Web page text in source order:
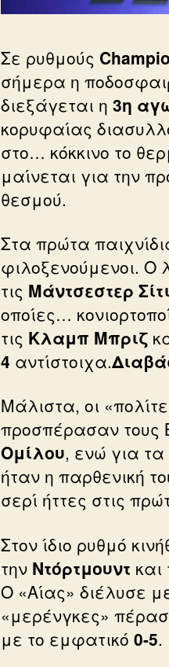
Σε ρυθμούς
σήμερα η
διεξάγεται η 3η
κορυφαίας
στο… κόκκινο το
μαίνεται για την
θεσμού.
Στα πρώτα
φιλοξενούμενοι. Ο
τις Μάντσεστερ Σίτι
οποίες…
τις Κλαμπ Μπριζ
4 αντίστοιχα.
Μάλιστα, οι
προσπέρασαν τους
Ομίλου, ενώ για τα
ήταν η παρθενική
σερί ήττες στις
Στον ίδιο ρυθμό
την Ντόρτμουντ και
Ο «Αίας» διέλυσε
«μερένγκες»
με το εμφατικό 0-5.